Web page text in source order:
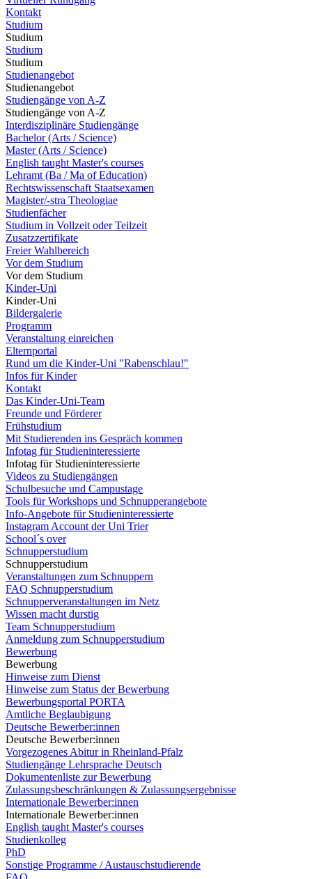
Kontakt
Studium
Studium
Studium
Studium
Studienangebot
Studienangebot
Studiengänge von A-Z
Studiengänge von A-Z
Interdisziplinäre Studiengänge
Bachelor (Arts / Science)
Master (Arts / Science)
English taught Master's courses
Lehramt (Ba / Ma of Education)
Rechtswissenschaft Staatsexamen
Magister/-stra Theologiae
Studienfächer
Studium in Vollzeit oder Teilzeit
Zusatzzertifikate
Freier Wahlbereich
Vor dem Studium
Vor dem Studium
Kinder-Uni
Kinder-Uni
Bildergalerie
Programm
Veranstaltung einreichen
Elternportal
Rund um die Kinder-Uni "Rabenschlau!"
Infos für Kinder
Kontakt
Das Kinder-Uni-Team
Freunde und Förderer
Frühstudium
Mit Studierenden ins Gespräch kommen
Infotag für Studieninteressierte
Infotag für Studieninteressierte
Videos zu Studiengängen
Schulbesuche und Campustage
Tools für Workshops und Schnupperangebote
Info-Angebote für Studieninteressierte
Instagram Account der Uni Trier
School´s over
Schnupperstudium
Schnupperstudium
Veranstaltungen zum Schnuppern
FAQ Schnupperstudium
Schnupperveranstaltungen im Netz
Wissen macht durstig
Team Schnupperstudium
Anmeldung zum Schnupperstudium
Bewerbung
Bewerbung
Hinweise zum Dienst
Hinweise zum Status der Bewerbung
Bewerbungsportal PORTA
Amtliche Beglaubigung
Deutsche Bewerber:innen
Deutsche Bewerber:innen
Vorgezogenes Abitur in Rheinland-Pfalz
Studiengänge Lehrsprache Deutsch
Dokumentenliste zur Bewerbung
Zulassungsbeschränkungen & Zulassungsergebnisse
Internationale Bewerber:innen
Internationale Bewerber:innen
English taught Master's courses
Studienkolleg
PhD
Sonstige Programme / Austauschstudierende